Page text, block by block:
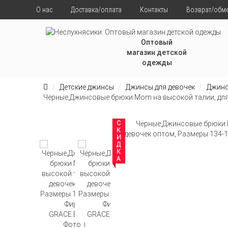
О нас Доставка/оплата Контакты Возврат/
Оптовый
магазин детской
одежды
Детские джинсы Джинсы для девочек
Чёрные,Джинсовые брюки Mom на высокой талии,
СКИДКА